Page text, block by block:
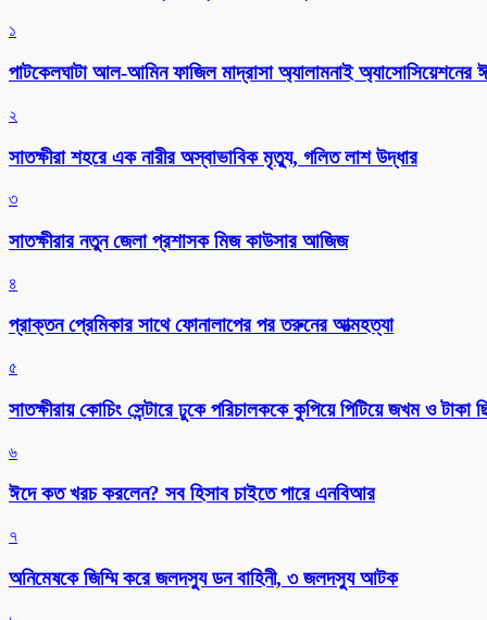
১
পাটকেলঘাটা আল-আমিন ফাজিল মাদ্রাসা অ্যালামনাই অ্যাসোসিয়েশনের
২
সাতক্ষীরা শহরে এক নারীর অস্বাভাবিক মৃত্যু, গলিত লাশ উদ্ধার
৩
সাতক্ষীরার নতুন জেলা প্রশাসক মিজ কাউসার আজিজ
৪
প্রাক্তন প্রেমিকার সাথে ফোনালাপের পর তরুনের আত্মহত্যা
৫
সাতক্ষীরায় কোচিং সেন্টারে ঢুকে পরিচালককে কুপিয়ে পিটিয়ে জখম ও টাকা
৬
ঈদে কত খরচ করলেন? সব হিসাব চাইতে পারে এনবিআর
৭
অনিমেষকে জিম্মি করে জলদস্যু ডন বাহিনী, ৩ জলদস্যু আটক